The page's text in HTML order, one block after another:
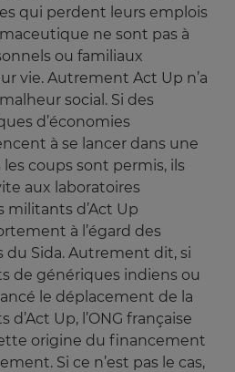
qui perdent leurs emplois
ne sont pas à
ou familiaux
vie. Autrement Act Up n’a
social. Si des
d’économies
à se lancer dans une
coups sont permis, ils
aux laboratoires
d’Act Up
à l’égard des
du Sida. Autrement dit, si
de génériques indiens ou
le déplacement de la
Up, l’ONG française
origine du financement
Si ce n’est pas le cas,